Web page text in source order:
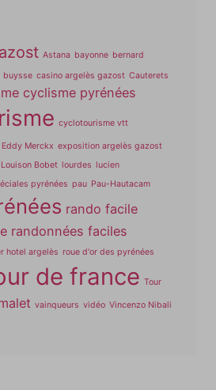
Astana bayonne bernard
buysse casino argelès gazost Cauterets
cyclisme pyrénées
cyclotourisme vtt
Eddy Merckx exposition argelès gazost
Louison Bobet lourdes lucien
pyrénées pau Pau-Hautacam
rando facile
randonnées faciles
hotel argelès roue d'or des pyrénées
de france Tour
vainqueurs vidéo Vincenzo Nibali